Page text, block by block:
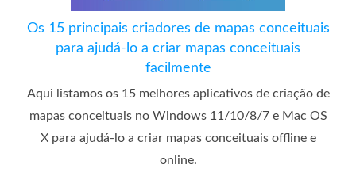
Os 15 principais criadores de mapas conceituais
para ajudá-lo a criar mapas conceituais
facilmente
Aqui listamos os 15 melhores aplicativos de criação de
mapas conceituais no Windows 11/10/8/7 e Mac OS
X para ajudá-lo a criar mapas conceituais offline e
online.